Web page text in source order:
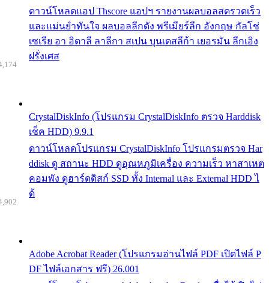
ดาวน์โหลดแอป Thscore แอปฯ รายงานผลบอลสดรวดเร็ว
และแม่นยำทันใจ ผลบอลลีกดัง พรีเมียร์ลีก อังกฤษ กัลโช่
เซเรีย อา อิตาลี ลาลีกา สเปน บุนเดสลีก้า เยอรมัน ลีกเอิง
ฝรั่งเศส
CrystalDiskInfo (โปรแกรม CrystalDiskInfo ตรวจ Harddisk
เช็ค HDD) 9.9.1
ดาวน์โหลดโปรแกรม CrystalDiskInfo โปรแกรมตรวจ Har
ddisk ดู สถานะ HDD ดูอุณหภูมิเครื่อง ความเร็ว หาสาเหต
คอมพัง ดูฮาร์ดดิสก์ SSD ทั้ง Internal และ External HDD ไ
ด้
Adobe Acrobat Reader (โปรแกรมอ่านไฟล์ PDF เปิดไฟล์ P
DF ไฟล์เอกสาร ฟรี) 26.001